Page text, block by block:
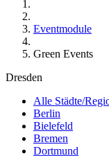
Eventmodule
Green Events
Dresden
Alle Städte/
Berlin
Bielefeld
Bremen
Dortmund